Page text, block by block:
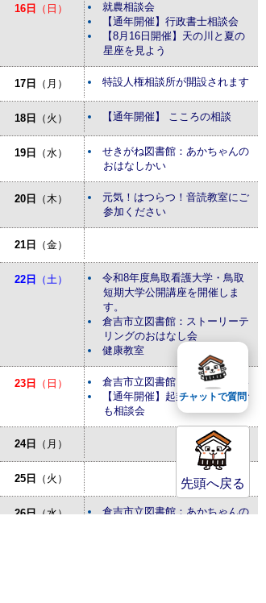
16日 （日）
就農相談会
【通年開催】行政書士相談会
【8月16日開催】天の川と夏の
星座を見よう
17日 （月） 特設人権相談所が開設されます
18日 （火） 【通年開催】 こころの相談
19日 （水）
せきがね図書館：あかちゃんの
おはなしかい
20日 （木）
元気！はつらつ！音読教室にご
参加ください
21日 （金）
22日 （土）
令和8年度鳥取看護大学・鳥取
短期大学公開講座を開催しま
す。
倉吉市立図書館：ストーリーテ
リングのおはなし会
健康教室
23日 （日）
倉吉市立図書館：おはなしかい
【通年開催】起業・経営なんで
も相談会
24日 （月）
25日 （火）
26日（水）
倉吉市立図書館：あかちゃんの
先頭へ戻る
チャットで質問